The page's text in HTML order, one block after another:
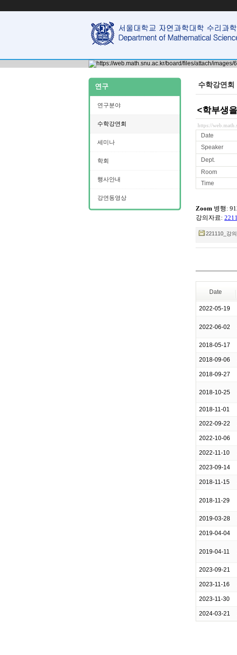
수학강연회
<학부생
https://
Date
Speaker
Dept.
Room
Time
Zoom 병행:
강의자료:
221110_강
Date
2022-05-19
2022-06-02
2018-05-17
2018-09-06
2018-09-27
2018-10-25
2018-11-01
2022-09-22
2022-10-06
2022-11-10
2023-09-14
2018-11-15
2018-11-29
2019-03-28
2019-04-04
2019-04-11
2023-09-21
2023-11-16
2023-11-30
2024-03-21
연구
연구분야
수학강연회
세미나
학회
행사안내
강연동영상